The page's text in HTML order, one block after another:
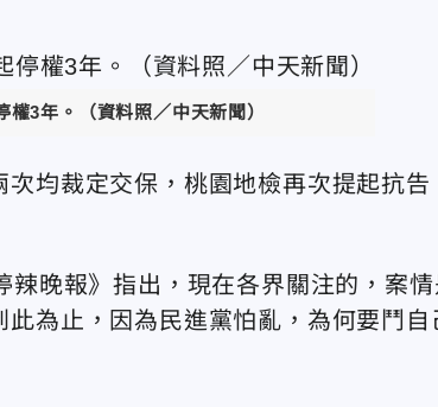
3年。（資料照／中天新聞）
均裁定交保，桃園地檢再次提起抗告
晚報》指出，現在各界關注的，案情
為止，因為民進黨怕亂，為何要鬥自